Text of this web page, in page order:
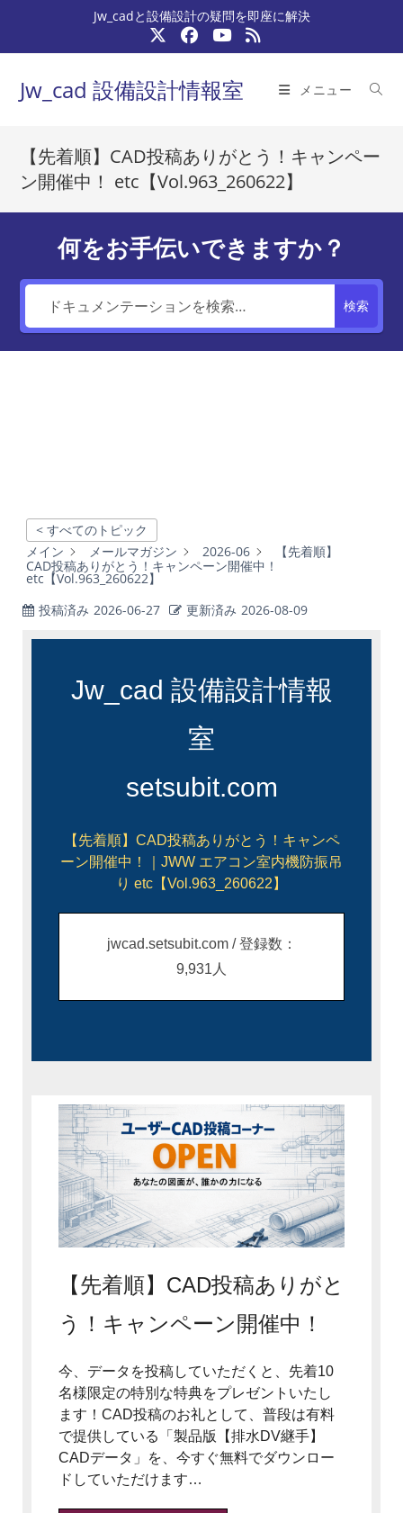
テ
プ
Jw_cadと設備設計の疑問を即座に解決
Jw_cad 設備設計情報室 メニュー
【先着順】CAD投稿ありがとう！キャンペー
ン開催中！ etc【Vol.963_260622】
何をお手伝いできますか？
検索
< すべてのトピック
メイン
メールマガジン 2026-06
【先着順】
CAD投稿ありがとう！キャンペーン開催中！
etc【Vol.963_260622】
投稿済み 2026-06-27 更新済み 2026-08-09
Jw_cad 設備設計情報
室
setsubit.com
【先着順】CAD投稿ありがとう！キャンペ
ーン開催中！｜JWW エアコン室内機防振吊
り etc【Vol.963_260622】
jwcad.setsubit.com / 登録数：
9,931人
【先着順】CAD投稿ありがと
う！キャンペーン開催中！
今、データを投稿していただくと、先着10
名様限定の特別な特典をプレゼントいたし
ます！CAD投稿のお礼として、普段は有料
で提供している「製品版【排水DV継手】
CADデータ」を、今すぐ無料でダウンロー
ドしていただけます…